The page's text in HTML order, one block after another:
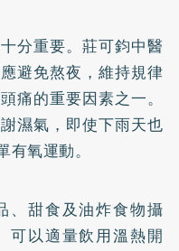
分重要。莊可鈞中醫
避免熬夜，維持規律
痛的重要因素之一。
濕氣，即使下雨天也
氧運動。
、甜食及油炸食物攝
可以適量飲用溫熱開